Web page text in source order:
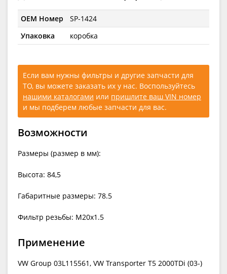
OEM Номер
SP-1424
Упаковка
коробка
Если вам нужны фильтры и другие запчасти для
ТО, вы можете заказать их у нас. Воспользуйтесь
нашими каталогами или пришлите ваш VIN номер
и мы подберем любые запчасти для вас.
Возможности
Размеры (размер в мм):
Высота: 84,5
Габаритные размеры: 78.5
Фильтр резьбы: M20x1.5
Применение
VW Group 03L115561, VW Transporter T5 2000TDi (03-)